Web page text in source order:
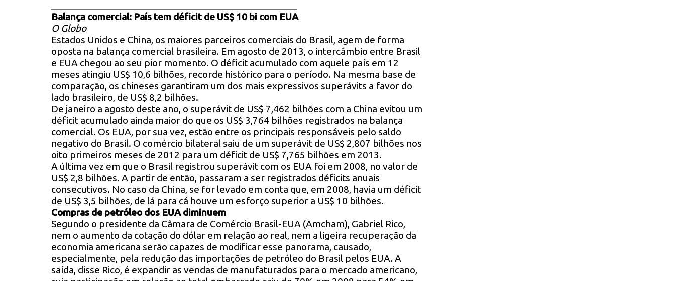
Balança comercial: País tem déficit de US$ 10 bi com EUA
O Globo
Estados Unidos e China, os maiores parceiros comerciais do Brasil, agem de forma
oposta na balança comercial brasileira. Em agosto de 2013, o intercâmbio entre Brasil
e EUA chegou ao seu pior momento. O déficit acumulado com aquele país em 12
meses atingiu US$ 10,6 bilhões, recorde histórico para o período. Na mesma base de
comparação, os chineses garantiram um dos mais expressivos superávits a favor do
lado brasileiro, de US$ 8,2 bilhões.
De janeiro a agosto deste ano, o superávit de US$ 7,462 bilhões com a China evitou um
déficit acumulado ainda maior do que os US$ 3,764 bilhões registrados na balança
comercial. Os EUA, por sua vez, estão entre os principais responsáveis pelo saldo
negativo do Brasil. O comércio bilateral saiu de um superávit de US$ 2,807 bilhões nos
oito primeiros meses de 2012 para um déficit de US$ 7,765 bilhões em 2013.
A última vez em que o Brasil registrou superávit com os EUA foi em 2008, no valor de
US$ 2,8 bilhões. A partir de então, passaram a ser registrados déficits anuais
consecutivos. No caso da China, se for levado em conta que, em 2008, havia um déficit
de US$ 3,5 bilhões, de lá para cá houve um esforço superior a US$ 10 bilhões.
Compras de petróleo dos EUA diminuem
Segundo o presidente da Câmara de Comércio Brasil-EUA (Amcham), Gabriel Rico,
nem o aumento da cotação do dólar em relação ao real, nem a ligeira recuperação da
economia americana serão capazes de modificar esse panorama, causado,
especialmente, pela redução das importações de petróleo do Brasil pelos EUA. A
saída, disse Rico, é expandir as vendas de manufaturados para o mercado americano,